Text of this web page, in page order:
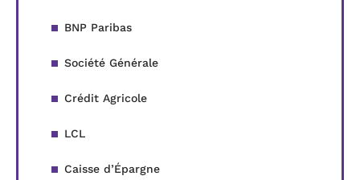
BNP Paribas
Société Générale
Crédit Agricole
LCL
Caisse d’Épargne